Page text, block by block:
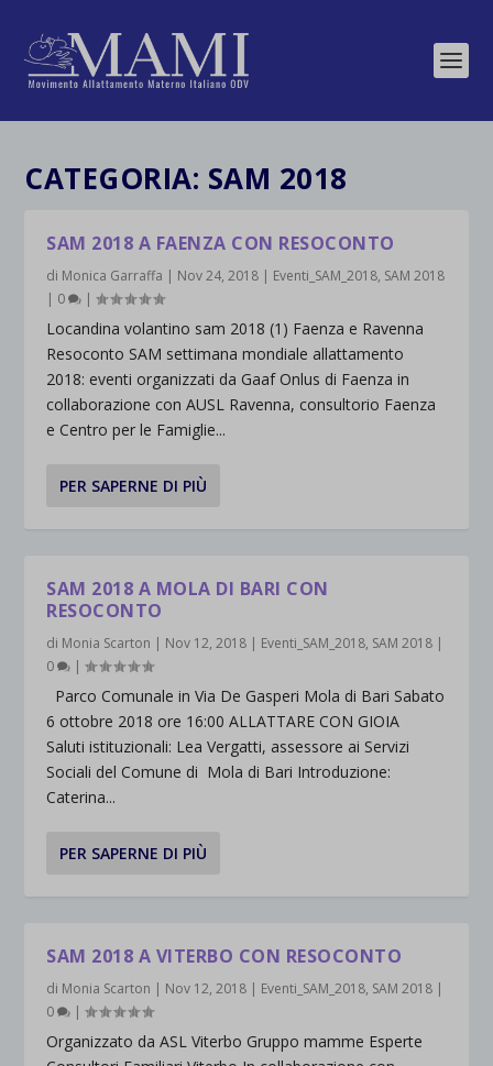
CATEGORIA: SAM 2018
SAM 2018 A FAENZA CON RESOCONTO
di Monica Garraffa | Nov 24, 2018 | Eventi_SAM_2018, SAM 2018
| 0 |
Locandina volantino sam 2018 (1) Faenza e Ravenna
Resoconto SAM settimana mondiale allattamento
2018: eventi organizzati da Gaaf Onlus di Faenza in
collaborazione con AUSL Ravenna, consultorio Faenza
e Centro per le Famiglie...
PER SAPERNE DI PIÙ
SAM 2018 A MOLA DI BARI CON
RESOCONTO
di Monia Scarton | Nov 12, 2018 | Eventi_SAM_2018, SAM 2018 |
0
|
Parco Comunale in Via De Gasperi Mola di Bari Sabato
6 ottobre 2018 ore 16:00 ALLATTARE CON GIOIA
Saluti istituzionali: Lea Vergatti, assessore ai Servizi
Sociali del Comune di Mola di Bari Introduzione:
Caterina...
PER SAPERNE DI PIÙ
SAM 2018 A VITERBO CON RESOCONTO
di Monia Scarton | Nov 12, 2018 | Eventi_SAM_2018, SAM 2018 |
0
|
Organizzato da ASL Viterbo Gruppo mamme Esperte